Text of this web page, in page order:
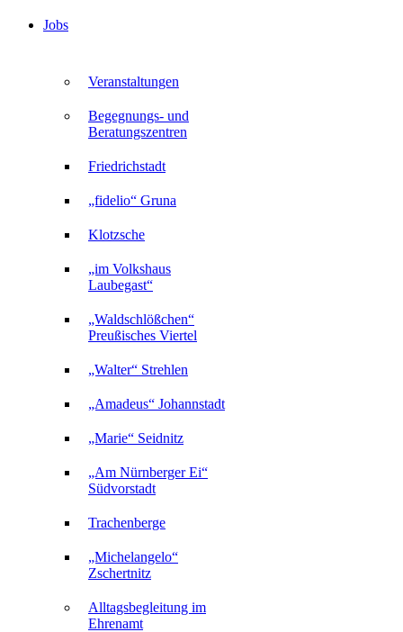
Veranstaltungen
Begegnungs- und
Beratungszentren
Friedrichstadt
„fidelio“ Gruna
Klotzsche
„im Volkshaus
Laubegast“
„Waldschlößchen“
Preußisches Viertel
„Walter“ Strehlen
„Amadeus“ Johannstadt
„Marie“ Seidnitz
„Am Nürnberger Ei“
Südvorstadt
Trachenberge
„Michelangelo“
Zschertnitz
Alltagsbegleitung im
Ehrenamt
Jobs